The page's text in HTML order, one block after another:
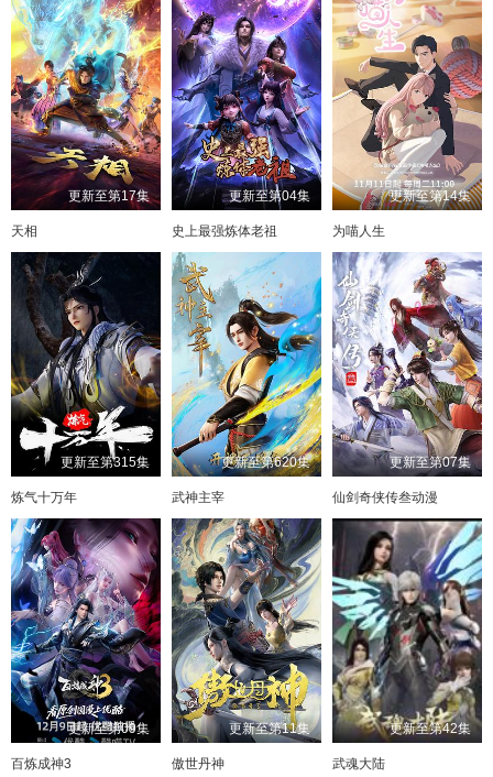
更新至第17集
天相
更新至第04集
史上最强炼体老祖
更新至第14集
为喵人生
更新至第315集
炼气十万年
更新至第620集
武神主宰
更新至第07集
仙剑奇侠传叁动漫
更新至第09集
百炼成神3
更新至第11集
傲世丹神
更新至第42集
武魂大陆